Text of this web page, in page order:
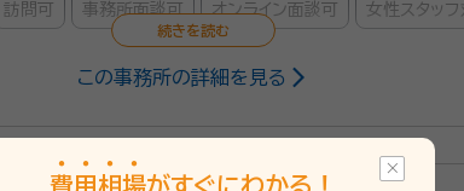
訪問可 事務所面談可 オンライン面談可 女性スタッ
この事務所の詳細を見る
費用 相場がすぐにわかる！